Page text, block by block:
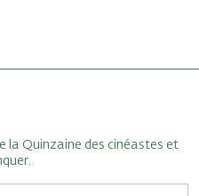
la Quinzaine des cinéastes et